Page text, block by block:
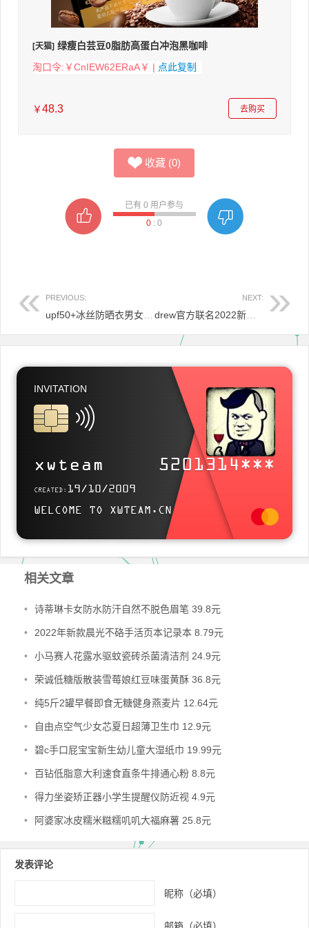
[天猫] 绿瘦白芸豆0脂肪高蛋白冲泡黑咖啡
淘口令:￥CnIEW62ERaA￥ | 点此复制
￥48.3 去购买
收藏 (0)
已有0 用户参与
0 :0
PREVIOUS: NEXT:
drew官方联名2022新款笑脸印花t恤 券后39.9元
文章导航
INVITATION
xwteam 5201314***
CREATED: 19/10/2009
WELCOME TO XWTEAM.CN
Use this card to join MyBlog and participate in a pleasant discussion together
Welcome to XwTeam ' s Blog , wish you a nice day .
相关文章
• 诗蒂琳卡女防水防汗自然不脱色眉笔 39.8元
• 2022年新款晨光不硌手活页本记录本 8.79元
• 小马赛人花露水驱蚊瓷砖杀菌清洁剂 24.9元
• 荣诚低糖版散装雪莓娘红豆味蛋黄酥 36.8元
• 纯5斤2罐早餐即食无糖健身燕麦片 12.64元
• 自由点空气少女芯夏日超薄卫生巾 12.9元
• 碧c手口屁宝宝新生幼儿童大湿纸巾 19.99元
• 百钻低脂意大利速食直条牛排通心粉 8.8元
• 得力坐姿矫正器小学生提醒仪防近视 4.9元
• 阿婆家冰皮糯米糍糯叽叽大福麻薯 25.8元
发表评论
昵称（必填）
邮箱（必填）